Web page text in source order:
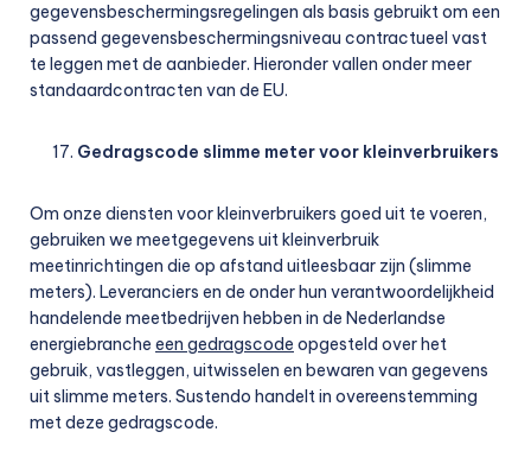
gegevensbeschermingsregelingen als basis gebruikt om een
passend gegevensbeschermingsniveau contractueel vast
te leggen met de aanbieder. Hieronder vallen onder meer
standaardcontracten van de EU.
Gedragscode slimme meter voor kleinverbruikers
Om onze diensten voor kleinverbruikers goed uit te voeren,
gebruiken we meetgegevens uit kleinverbruik
meetinrichtingen die op afstand uitleesbaar zijn (slimme
meters). Leveranciers en de onder hun verantwoordelijkheid
handelende meetbedrijven hebben in de Nederlandse
energiebranche een gedragscode opgesteld over het
gebruik, vastleggen, uitwisselen en bewaren van gegevens
uit slimme meters. Sustendo handelt in overeenstemming
met deze gedragscode.